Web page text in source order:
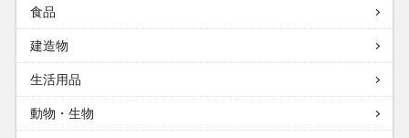
食品
建造物
生活用品
動物・生物